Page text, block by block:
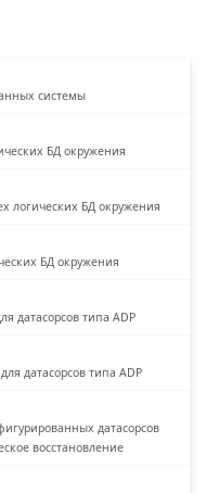
системы
БД окружения
логических БД окружения
БД окружения
датасорсов типа ADP
датасорсов типа ADP
датасорсов
восстановление